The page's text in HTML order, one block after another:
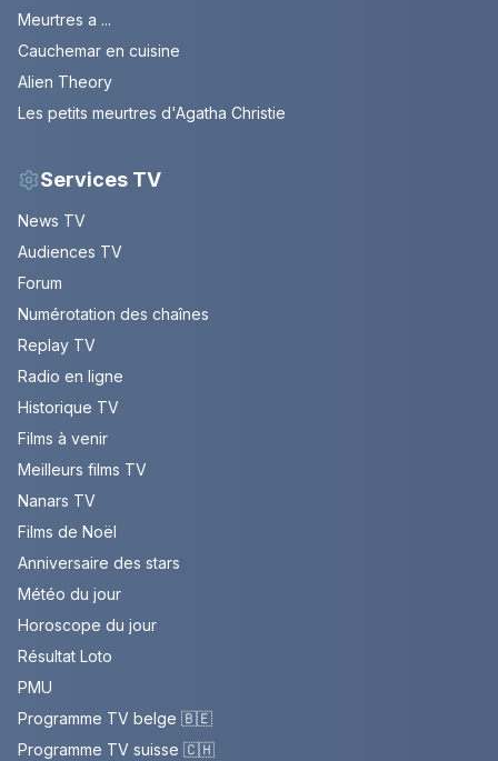
Meurtres a ...
Cauchemar en cuisine
Alien Theory
Les petits meurtres d'Agatha Christie
Services TV
News TV
Audiences TV
Forum
Numérotation des chaînes
Replay TV
Radio en ligne
Historique TV
Films à venir
Meilleurs films TV
Nanars TV
Films de Noël
Anniversaire des stars
Météo du jour
Horoscope du jour
Résultat Loto
PMU
Programme TV belge 🇧🇪
Programme TV suisse 🇨🇭